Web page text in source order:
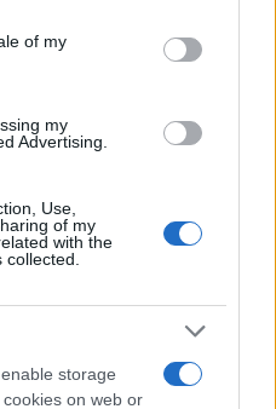
purposes in below Google
of my
my
Advertising.
Use,
of my
with the
storage
on web or